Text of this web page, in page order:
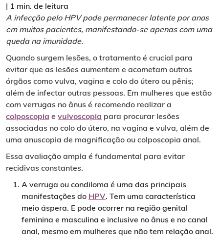
| 1 min. de leitura
A infecção pelo HPV pode permanecer latente por anos
em muitos pacientes, manifestando-se apenas com uma
queda na imunidade.
Quando surgem lesões, o tratamento é crucial para
evitar que as lesões aumentem e acometam outros
órgãos como vulva, vagina e colo do útero ou pênis;
além de infectar outras pessoas. Em mulheres que estão
com verrugas no ânus é recomendo realizar a
colposcopia e vulvoscopia para procurar lesões
associadas no colo do útero, na vagina e vulva, além de
uma anuscopia de magnificação ou colposcopia anal.
Essa avaliação ampla é fundamental para evitar
recidivas constantes.
A verruga ou condiloma é uma das principais
manifestações do HPV. Tem uma característica
meio áspera. E pode ocorrer na região genital
feminina e masculina e inclusive no ânus e no canal
anal, mesmo em mulheres que não tem relação anal.